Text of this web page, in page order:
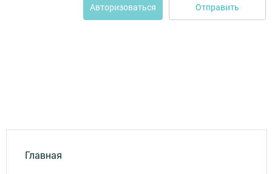
Авторизоваться Отправить
Главная